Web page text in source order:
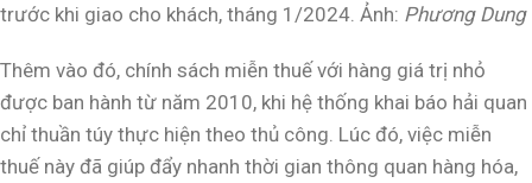
trước khi giao cho khách, tháng 1/2024. Ảnh: Phương Dung
Thêm vào đó, chính sách miễn thuế với hàng giá trị nhỏ
được ban hành từ năm 2010, khi hệ thống khai báo hải quan
chỉ thuần túy thực hiện theo thủ công. Lúc đó, việc miễn
thuế này đã giúp đẩy nhanh thời gian thông quan hàng hóa,